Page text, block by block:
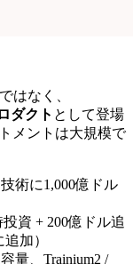
はなく、
ダクト として登場
メントは大規模で
術に1,000億ドル
資 + 200億ドル追
加）
量、Trainium2 /